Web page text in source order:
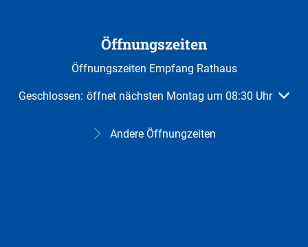
Öffnungszeiten
Öffnungszeiten Empfang Rathaus
Klicken, um weitere Öffnungs- oder Schließzeiten
Geschlossen: öffnet nächsten Montag um 08:30 Uhr
Andere Öffnungzeiten